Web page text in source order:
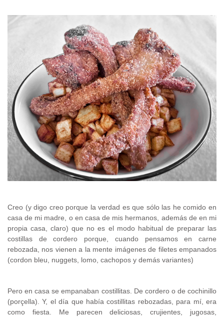
Creo (y digo creo porque la verdad es que sólo las he comido en
casa de mi madre, o en casa de mis hermanos, además de en mi
propia casa, claro) que no es el modo habitual de preparar las
costillas de cordero porque, cuando pensamos en carne
rebozada, nos vienen a la mente imágenes de filetes empanados
(cordon bleu, nuggets, lomo, cachopos y demás variantes)
Pero en casa se empanaban costillitas. De cordero o de cochinillo
(porçella). Y, el día que había costillitas rebozadas, para mí, era
como fiesta. Me parecen deliciosas, crujientes, jugosas,